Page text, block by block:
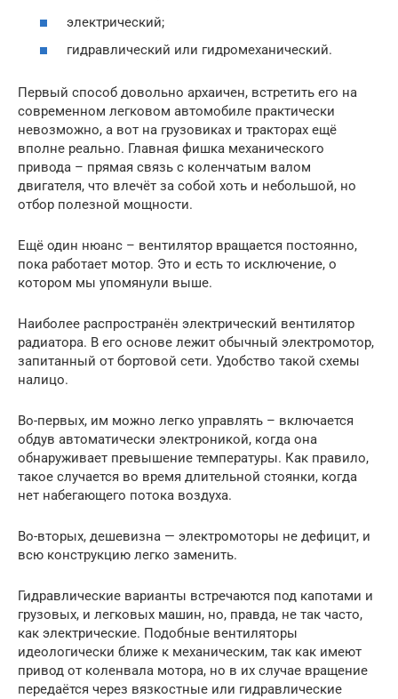
электрический;
гидравлический или гидромеханический.
Первый способ довольно архаичен, встретить его на
современном легковом автомобиле практически
невозможно, а вот на грузовиках и тракторах ещё
вполне реально. Главная фишка механического
привода – прямая связь с коленчатым валом
двигателя, что влечёт за собой хоть и небольшой, но
отбор полезной мощности.
Ещё один нюанс – вентилятор вращается постоянно,
пока работает мотор. Это и есть то исключение, о
котором мы упомянули выше.
Наиболее распространён электрический вентилятор
радиатора. В его основе лежит обычный электромотор,
запитанный от бортовой сети. Удобство такой схемы
налицо.
Во-первых, им можно легко управлять – включается
обдув автоматически электроникой, когда она
обнаруживает превышение температуры. Как правило,
такое случается во время длительной стоянки, когда
нет набегающего потока воздуха.
Во-вторых, дешевизна — электромоторы не дефицит, и
всю конструкцию легко заменить.
Гидравлические варианты встречаются под капотами и
грузовых, и легковых машин, но, правда, не так часто,
как электрические. Подобные вентиляторы
идеологически ближе к механическим, так как имеют
привод от коленвала мотора, но в их случае вращение
передаётся через вязкостные или гидравлические